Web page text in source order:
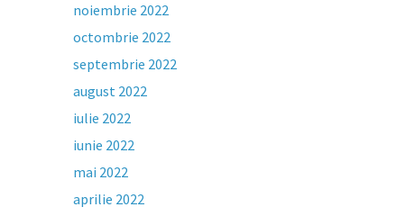
noiembrie 2022
octombrie 2022
septembrie 2022
august 2022
iulie 2022
iunie 2022
mai 2022
aprilie 2022